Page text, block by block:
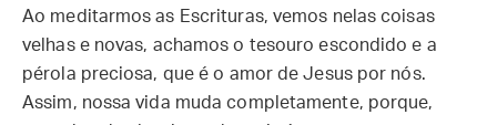
Ao meditarmos as Escrituras, vemos nelas coisas
velhas e novas, achamos o tesouro escondido e a
pérola preciosa, que é o amor de Jesus por nós.
Assim, nossa vida muda completamente, porque,